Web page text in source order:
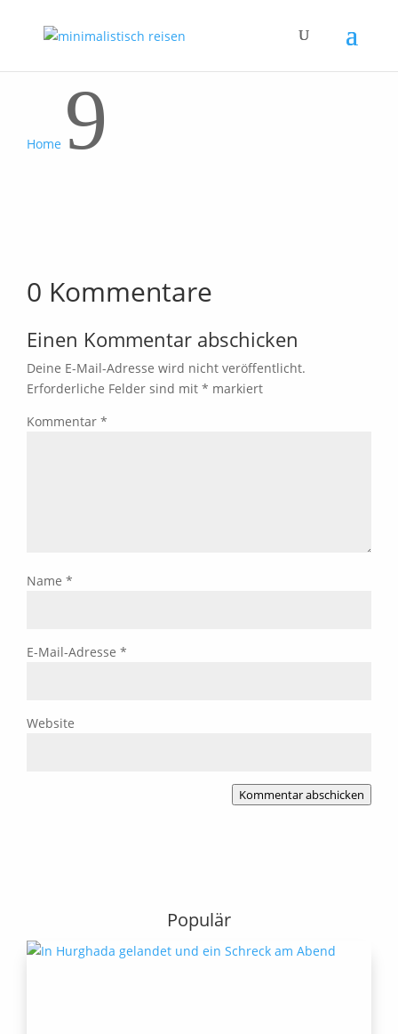
Home 9
0 Kommentare
Einen Kommentar abschicken
Deine E-Mail-Adresse wird nicht veröffentlicht.
Erforderliche Felder sind mit * markiert
Kommentar *
Name *
E-Mail-Adresse *
Website
Kommentar abschicken
Populär